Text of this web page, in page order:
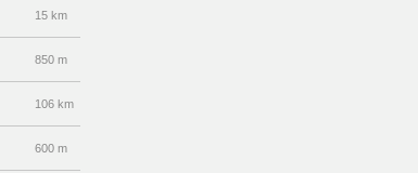
15 km
850 m
106 km
600 m